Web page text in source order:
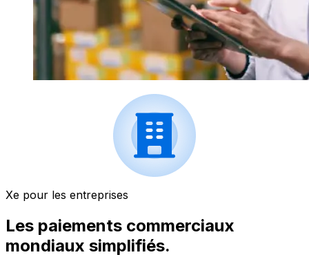
Xe pour les entreprises
Les paiements commerciaux
mondiaux simplifiés.